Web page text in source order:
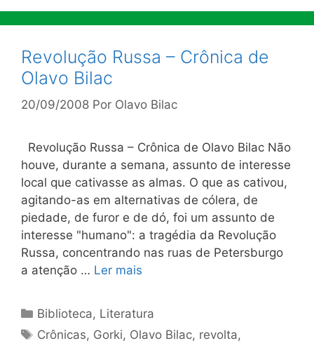
Revolução Russa – Crônica de
Olavo Bilac
20/09/2008 Por Olavo Bilac
Revolução Russa – Crônica de Olavo Bilac Não
houve, durante a semana, assunto de interesse
local que cativasse as almas. O que as cativou,
agitando-as em alternativas de cólera, de
piedade, de furor e de dó, foi um assunto de
interesse "humano": a tragédia da Revolução
Russa, concentrando nas ruas de Petersburgo
a atenção … Ler mais
Categorias
Biblioteca, Literatura
Tags
Crônicas, Gorki, Olavo Bilac, revolta,